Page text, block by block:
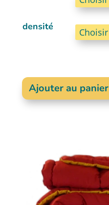
densité
Ajouter au panier